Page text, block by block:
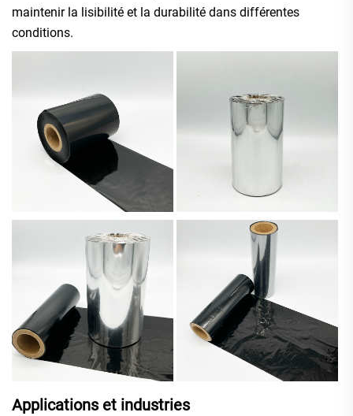
maintenir la lisibilité et la durabilité dans différentes
conditions.
Applications et industries